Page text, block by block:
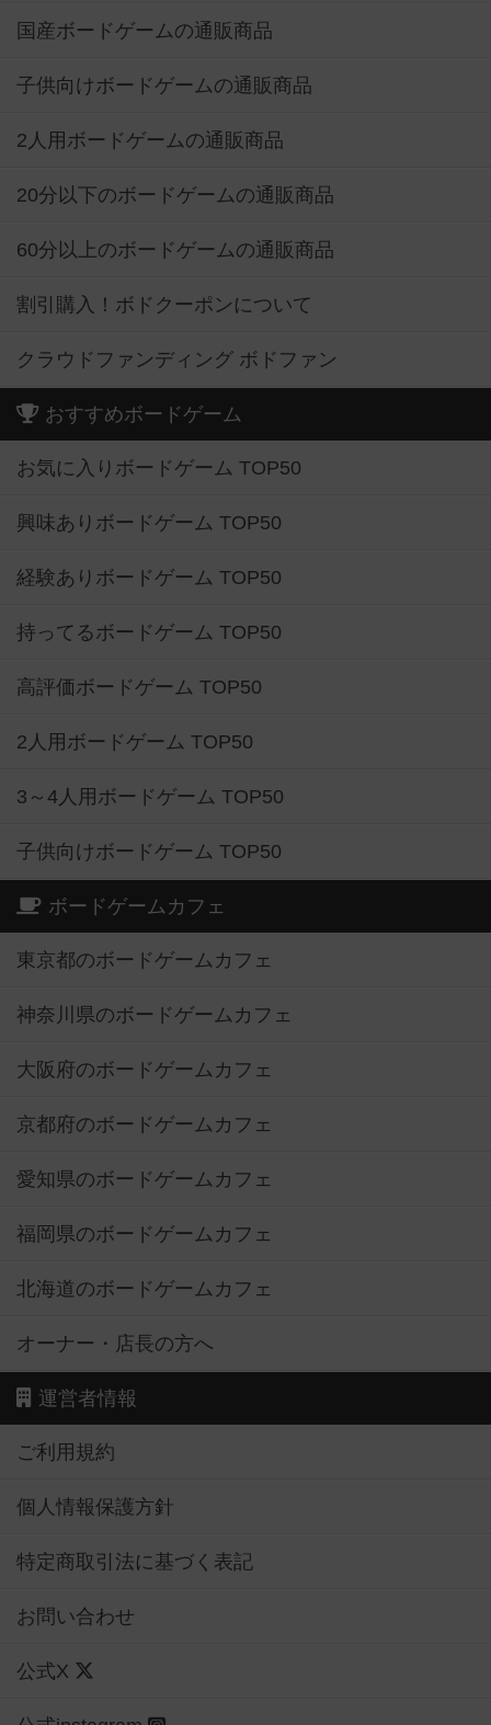
国産ボードゲームの通販商品
子供向けボードゲームの通販商品
2人用ボードゲームの通販商品
20分以下のボードゲームの通販商品
60分以上のボードゲームの通販商品
割引購入！ボドクーポンについて
クラウドファンディング ボドファン
おすすめボードゲーム
お気に入りボードゲーム TOP50
興味ありボードゲーム TOP50
経験ありボードゲーム TOP50
持ってるボードゲーム TOP50
高評価ボードゲーム TOP50
2人用ボードゲーム TOP50
3～4人用ボードゲーム TOP50
子供向けボードゲーム TOP50
ボードゲームカフェ
東京都のボードゲームカフェ
神奈川県のボードゲームカフェ
大阪府のボードゲームカフェ
京都府のボードゲームカフェ
愛知県のボードゲームカフェ
福岡県のボードゲームカフェ
北海道のボードゲームカフェ
オーナー・店長の方へ
運営者情報
ご利用規約
個人情報保護方針
特定商取引法に基づく表記
お問い合わせ
公式X